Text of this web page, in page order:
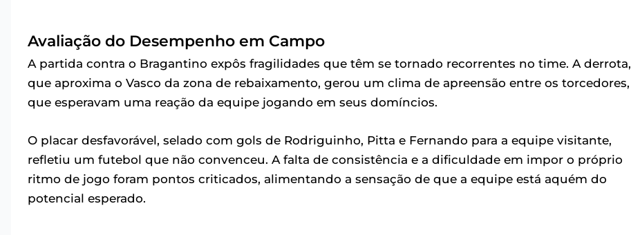
Avaliação do Desempenho em Campo
A partida contra o Bragantino expôs fragilidades que têm se tornado recorrentes no time. A derrota,
que aproxima o Vasco da zona de rebaixamento, gerou um clima de apreensão entre os torcedores,
que esperavam uma reação da equipe jogando em seus domíncios.
O placar desfavorável, selado com gols de Rodriguinho, Pitta e Fernando para a equipe visitante,
refletiu um futebol que não convenceu. A falta de consistência e a dificuldade em impor o próprio
ritmo de jogo foram pontos criticados, alimentando a sensação de que a equipe está aquém do
potencial esperado.